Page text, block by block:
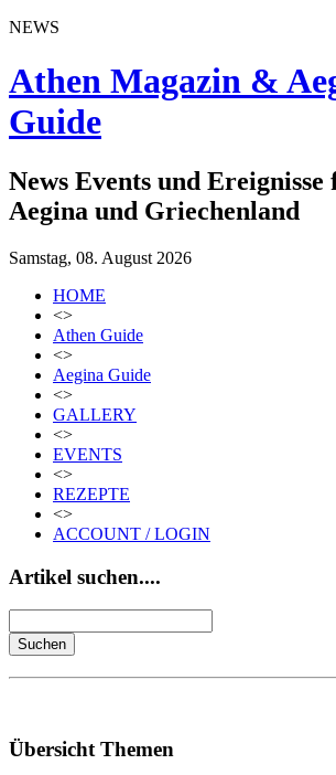
NEWS
Athen Magazin &
Guide
News Events und
Aegina und Griechenland
Samstag, 08. August 2026
HOME
<>
Athen Guide
<>
Aegina Guide
<>
GALLERY
<>
EVENTS
<>
REZEPTE
<>
ACCOUNT / LOGIN
Artikel suchen....
Übersicht Themen